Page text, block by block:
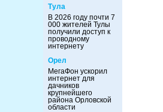
Тула
В 2026 году почти 7
000 жителей Тулы
получили доступ к
проводному
интернету
Орел
МегаФон ускорил
интернет для
дачников
крупнейшего
района Орловской
области